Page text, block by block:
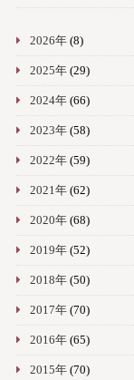
2026年(8)
2025年(29)
2024年(66)
2023年(58)
2022年(59)
2021年(62)
2020年(68)
2019年(52)
2018年(50)
2017年(70)
2016年(65)
2015年(70)